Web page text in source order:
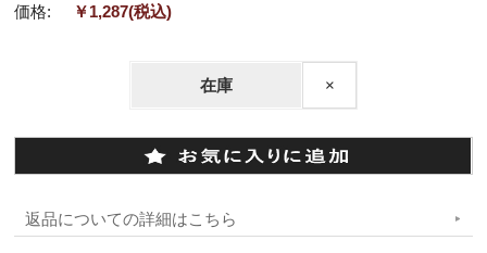
価格: ￥1,287(税込)
在庫 ×
返品についての詳細はこちら